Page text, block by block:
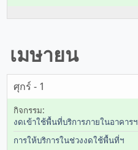
เมษายน
ศุกร์ - 1
งดเข้าใช้พื้นที่บริการภายในอาคารฯ
การให้บริการในช่วงงดใช้พื้นที่ฯ